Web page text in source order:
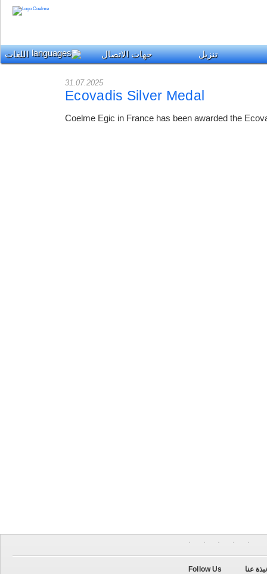
تنزيل جهات الاتصال اللغات
31.07.2025
Ecovadis Silver Medal
Coelme Egic in France has been awarded the
Follow Us نبذة عنا